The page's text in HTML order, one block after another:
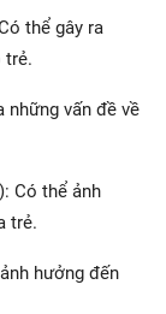
thể gây ra
trẻ.
những vấn đề về
Có thể ảnh
trẻ.
hưởng đến